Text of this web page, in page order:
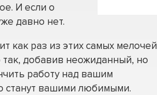
И если о
давно нет.
как раз из этих самых мелочей
добавив неожиданный, но
работу над вашим
станут вашими любимыми.